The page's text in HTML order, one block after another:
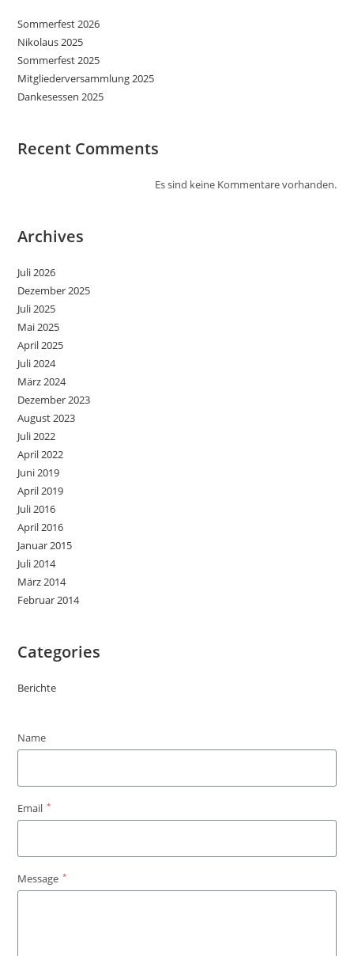
Sommerfest 2026
Nikolaus 2025
Sommerfest 2025
Mitgliederversammlung 2025
Dankesessen 2025
Recent Comments
Es sind keine Kommentare vorhanden.
Archives
Juli 2026
Dezember 2025
Juli 2025
Mai 2025
April 2025
Juli 2024
März 2024
Dezember 2023
August 2023
Juli 2022
April 2022
Juni 2019
April 2019
Juli 2016
April 2016
Januar 2015
Juli 2014
März 2014
Februar 2014
Categories
Berichte
Name
Email *
Message *